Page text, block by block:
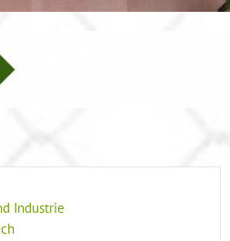
Industrie